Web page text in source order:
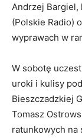
Andrzej Bargiel,
(Polskie Radio)
wyprawach w
W sobotę
uroki i kulisy
Bieszczadzkiej
Tomasz
ratunkowych na